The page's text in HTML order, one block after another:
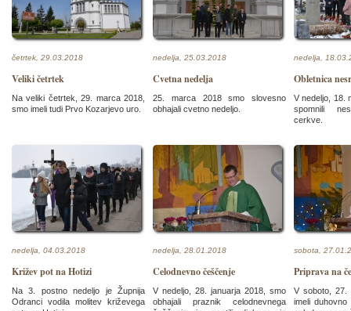
četrtek, 29.03.2018
Veliki četrtek
Na veliki četrtek, 29. marca 2018,
smo imeli tudi Prvo Kozarjevo uro.
nedelja, 25.03.2018
Cvetna nedelja
25. marca 2018 smo slovesno
obhajali cvetno nedeljo.
nedelja,
Obletnica
V nedeljo, 18.
spomnili
cerkve.
nedelja, 04.03.2018
Križev pot na Hotizi
Na 3. postno nedeljo je Župnija
Odranci vodila molitev križevega
nedelja, 28.01.2018
Celodnevno češčenje
V nedeljo, 28. januarja 2018, smo
obhajali praznik celodnevnega
sobota,
Priprava na
V soboto, 27.
imeli